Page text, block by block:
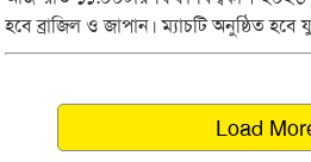
হবে ব্রাজিল ও জাপান। ম্যাচটি অনুষ্ঠিত হবে
Load